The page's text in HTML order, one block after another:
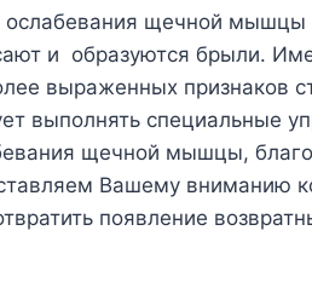
ослабевания щечной мышцы
и образуются брыли.
выраженных признаков
выполнять специальные
щечной мышцы,
Вашему вниманию
появление